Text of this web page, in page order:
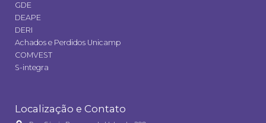
GDE
DEAPE
DERI
Achados e Perdidos Unicamp
COMVEST
S-integra
Localização e Contato